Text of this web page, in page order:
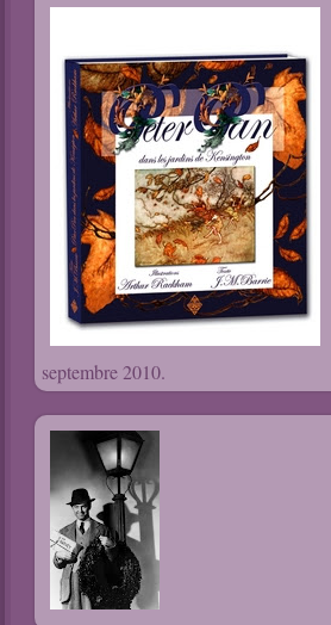
septembre 2010.